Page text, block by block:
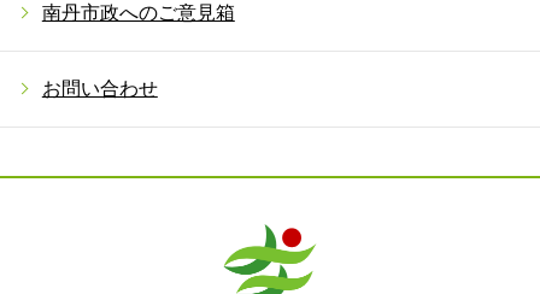
南丹市政へのご意見箱
お問い合わせ